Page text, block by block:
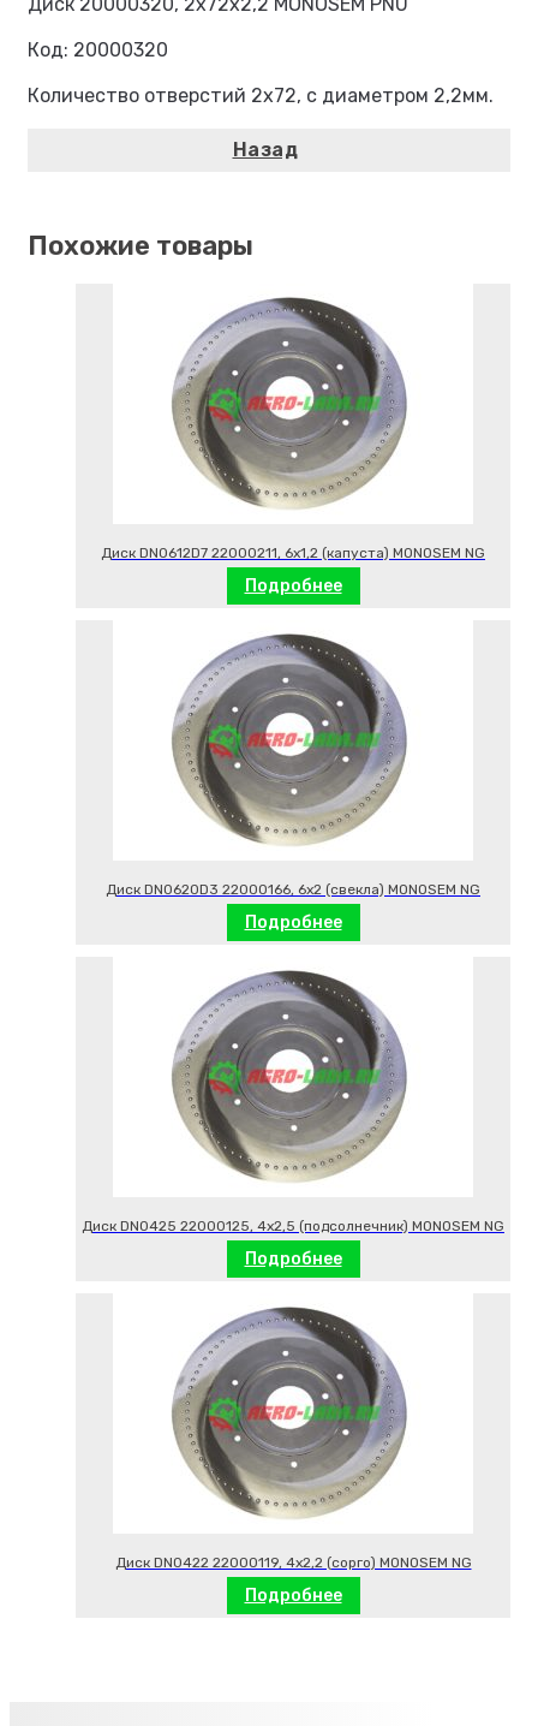
Код: 20000320
Количество отверстий 2х72, с диаметром 2,2мм.
Похожие товары
Диск DN0612D7 22000211, 6х1,2 (капуста) MONOSEM NG
Подробнее
Диск DN0620D3 22000166, 6х2 (свекла) MONOSEM NG
Подробнее
Диск DN0425 22000125, 4х2,5 (подсолнечник) MONOSEM NG
Подробнее
Диск DN0422 22000119, 4х2,2 (сорго) MONOSEM NG
Подробнее